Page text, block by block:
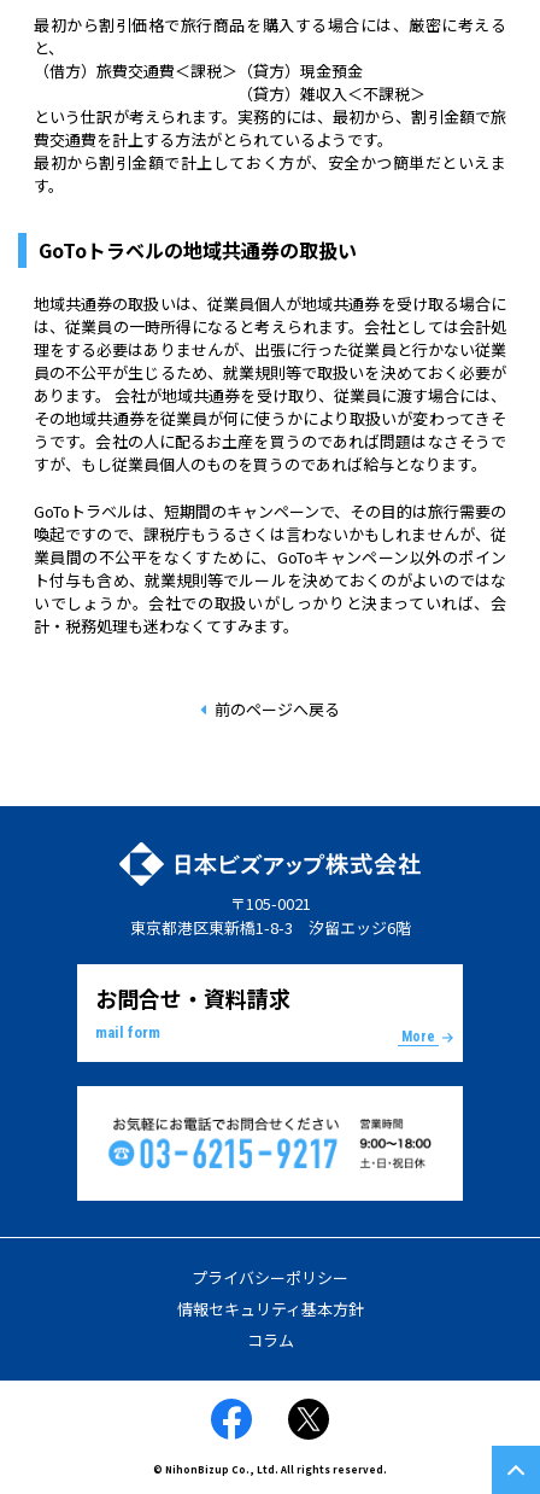
最初から割引価格で旅行商品を購入する場合には、厳密に考える
と、
（借方）旅費交通費＜課税＞（貸方）現金預金
（貸方）雑収入＜不課税＞
という仕訳が考えられます。実務的には、最初から、割引金額で旅
費交通費を計上する方法がとられているようです。
最初から割引金額で計上しておく方が、安全かつ簡単だといえま
す。
GoToトラベルの地域共通券の取扱い
地域共通券の取扱いは、従業員個人が地域共通券を受け取る場合に
は、従業員の一時所得になると考えられます。会社としては会計処
理をする必要はありませんが、出張に行った従業員と行かない従業
員の不公平が生じるため、就業規則等で取扱いを決めておく必要が
あります。 会社が地域共通券を受け取り、従業員に渡す場合には、
その地域共通券を従業員が何に使うかにより取扱いが変わってきそ
うです。会社の人に配るお土産を買うのであれば問題はなさそうで
すが、もし従業員個人のものを買うのであれば給与となります。
GoToトラベルは、短期間のキャンペーンで、その目的は旅行需要の
喚起ですので、課税庁もうるさくは言わないかもしれませんが、従
業員間の不公平をなくすために、GoToキャンペーン以外のポイン
ト付与も含め、就業規則等でルールを決めておくのがよいのではな
いでしょうか。会社での取扱いがしっかりと決まっていれば、会
計・税務処理も迷わなくてすみます。
前のページへ戻る
〒105-0021
東京都港区東新橋1-8-3 汐留エッジ6階
お問合せ・資料請求
mail form More
プライバシーポリシー
情報セキュリティ基本方針
コラム
© NihonBizup Co., Ltd. All rights reserved.